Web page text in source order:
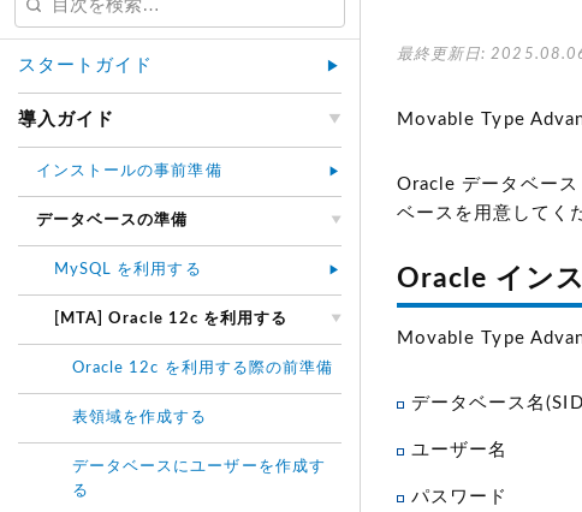
最終更新日:
Movable Type
Oracle データベー
ベースを用意してく
Oracle イン
Movable Type
データベース名
ユーザー名
パスワード
スタートガイド
導入ガイド
インストールの事前準備
データベースの準備
MySQL を利用する
[MTA] Oracle 12c を利用する
Oracle 12c を利用する際の前準備
表領域を作成する
データベースにユーザーを作成す
る